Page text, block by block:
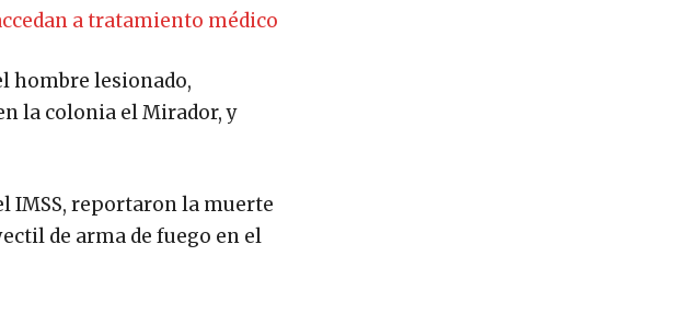
a tratamiento médico
hombre lesionado,
la colonia el Mirador, y
IMSS, reportaron la muerte
de arma de fuego en el